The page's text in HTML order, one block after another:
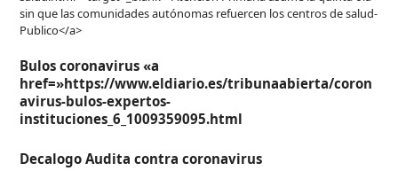
sin que las comunidades autónomas refuercen los centros de salud-
Publico</a>
Bulos coronavirus «a
href=»https://www.eldiario.es/tribunaabierta/coron
avirus-bulos-expertos-
instituciones_6_1009359095.html
Decalogo Audita contra coronavirus